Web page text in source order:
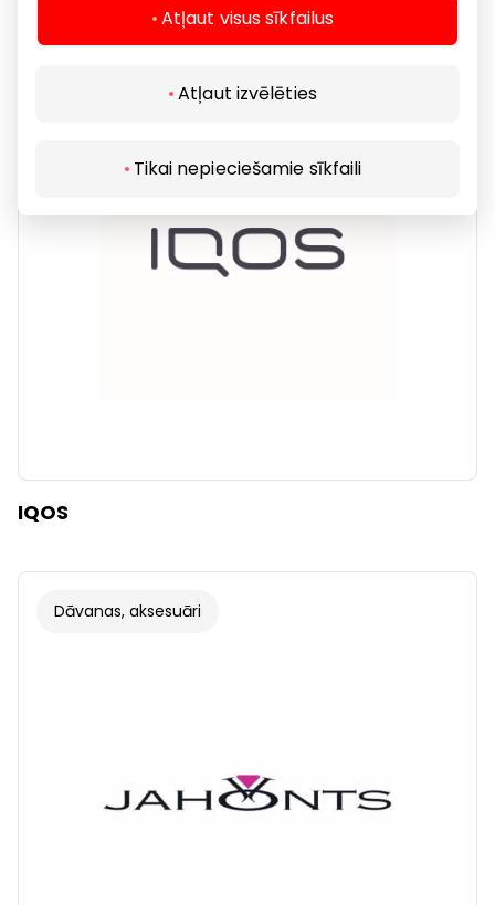
Atļaut visus sīkfailus
Atļaut izvēlēties
Tikai nepieciešamie sīkfaili
IQOS
Dāvanas, aksesuāri